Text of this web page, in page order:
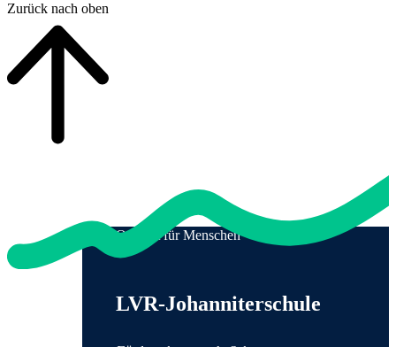
Zurück nach oben
Qualität für Menschen
LVR-Johanniterschule